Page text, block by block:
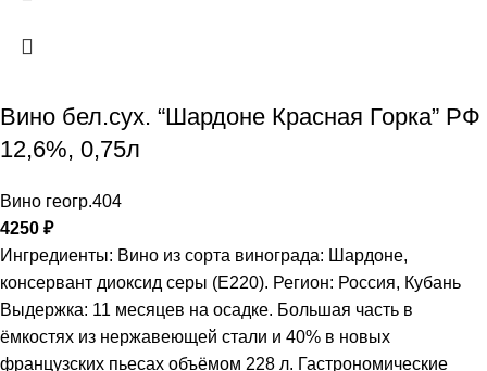
Вино бел.сух. “Шардоне Красная Горка” РФ
12,6%, 0,75л
Вино геогр.404
4250 ₽
Ингредиенты: Вино из сорта винограда: Шардоне,
консервант диоксид серы (Е220). Регион: Россия, Кубань
Выдержка: 11 месяцев на осадке. Большая часть в
ёмкостях из нержавеющей стали и 40% в новых
французских пьесах объёмом 228 л. Гастрономические